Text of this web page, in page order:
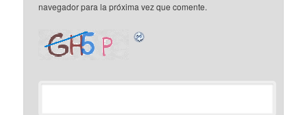
navegador para la próxima vez que comente.